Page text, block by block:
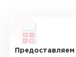
Предоставляем